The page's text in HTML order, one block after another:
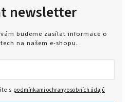
newsletter
budeme zasílat informace o
na našem e-shopu.
s podmínkami ochrany osobních údajů